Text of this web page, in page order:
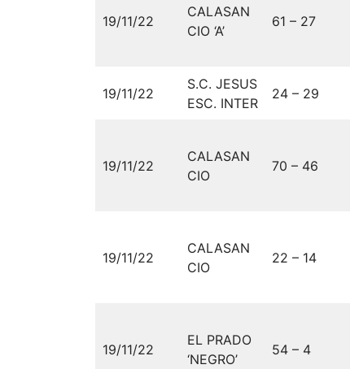
19/11/22
CALASAN
CIO ‘A’
61 – 27
19/11/22
S.C. JESUS
ESC. INTER
24 – 29
19/11/22
CALASAN
CIO
70 – 46
19/11/22
CALASAN
CIO
22 – 14
19/11/22
EL PRADO
‘NEGRO’
54 – 4